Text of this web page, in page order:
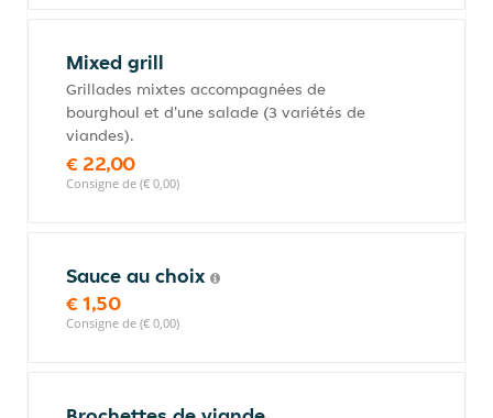
Mixed grill
Grillades mixtes accompagnées de
bourghoul et d'une salade (3 variétés de
viandes).
€ 22,00
Consigne de (€ 0,00)
Sauce au choix
€ 1,50
Consigne de (€ 0,00)